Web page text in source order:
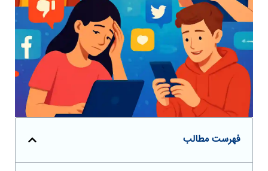
فهرست مطالب